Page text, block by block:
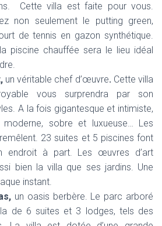
Cette villa est faite pour vous.
non seulement le putting green,
de tennis en gazon synthétique.
piscine chauffée sera le lieu idéal
un véritable chef d’œuvre. Cette villa
vous surprendra par son
A la fois gigantesque et intimiste,
moderne, sobre et luxueuse… Les
23 suites et 5 piscines font
endroit à part. Les œuvres d’art
bien la villa que ses jardins. Une
instant.
un oasis berbère. Le parc arboré
de 6 suites et 3 lodges, tels des